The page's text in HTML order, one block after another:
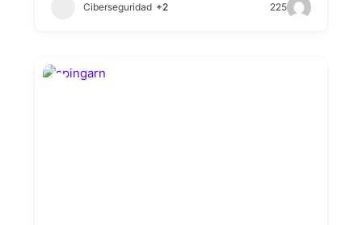
Ciberseguridad +2 225